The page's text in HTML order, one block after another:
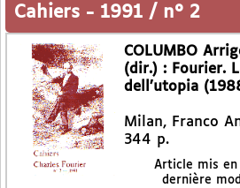
Cahiers - 1991 / n° 2
COLUMBO
(dir.) : Fourier.
dell’utopia
Milan, Franco
344 p.
Article mis en
dernière